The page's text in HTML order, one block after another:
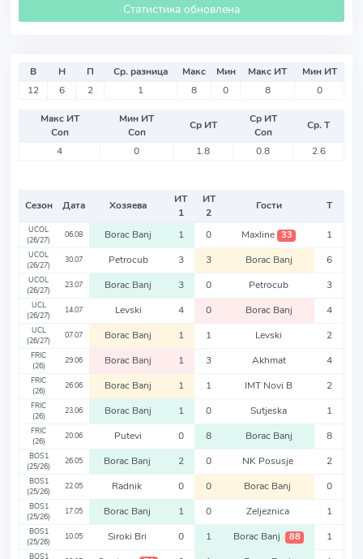
Статистика обновлена
В Н П Ср. разница Макс Мин Макс ИТ
Мин ИТ
12
6 2 1 8 0 8 0
Макс ИТ
Соп
Мин ИТ
Соп
Ср ИТ
Ср ИТ
Соп
Ср. Т
4
0 1.8 0.8 2.6
Сезон Дата Хозяева
ИТ
1
ИТ
2
Гости Т
UCOL
(26/27)
06.08 Borac Banj 1 0 Maxline 33 1
UCOL
(26/27)
30.07 Petrocub 3 3 Borac Banj 6
UCOL
(26/27)
23.07 Borac Banj 3 0 Petrocub 3
UCL
(26/27)
14.07 Levski 4 0 Borac Banj 4
UCL
(26/27)
07.07 Borac Banj 1 1 Levski 2
FRIC
(26)
29.06 Borac Banj 1 3 Akhmat 4
FRIC
(26)
26.06 Borac Banj 1 1 IMT Novi B 2
FRIC
(26)
23.06 Borac Banj 1 0 Sutjeska 1
FRIC
(26)
20.06 Putevi 0 8 Borac Banj 8
BOS1
(25/26)
26.05 Borac Banj 2 0 NK Posusje 2
BOS1
(25/26)
22.05 Radnik 0 0 Borac Banj 0
BOS1
(25/26)
17.05 Borac Banj 1 0 Zeljeznica 1
BOS1
(25/26)
10.05 Siroki Bri 0 1 Borac Banj 88 1
BOS1